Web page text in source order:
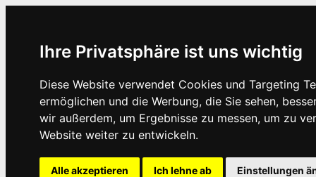
Ihre Privatsphäre ist uns wichtig
Diese Website verwendet Cookies und Targeting
ermöglichen und die Werbung, die Sie sehen,
wir außerdem, um Ergebnisse zu messen, um zu
Website weiter zu entwickeln.
Alle akzeptieren Ich lehne ab Einstellungen